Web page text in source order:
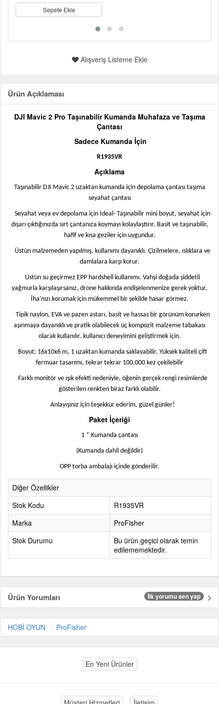
Sepete Ekle
Alışveriş Listeme Ekle
Ürün Açıklaması
DJI Mavic 2 Pro Taşınabilir Kumanda Muhafaza ve Taşıma
Çantası
Sadece Kumanda İçin
R1935VR
Açıklama
Taşınabilir DJI Mavic 2 uzaktan kumanda için depolama çantası taşıma
seyahat çantası
Seyahat veya ev depolama için Ideal- Taşınabilir mini boyut, seyahat için
dışarı çıktığınızda sırt çantanıza koymayı kolaylaştırır. Basit ve taşınabilir,
hafif ve kısa geziler için uygundur.
Üstün malzemeden yapılmış, kullanımı dayanıklı. Çizilmelere, ıslıklara ve
damlalara karşı korur.
Üstün su geçirmez EPP hardshell kullanımı. Vahşi doğada şiddetli
yağmurla karşılaşırsanız, drone hakkında endişelenmenize gerek yoktur.
İha'nızı korumak için mükemmel bir şekilde hasar görmez.
Tipik naylon, EVA ve pazen astarı, basit ve hassas bir görünüm korurken
aşınmaya dayanıklı ve pratik olabilecek üç kompozit malzeme tabakası
olarak kullanılır. kullanıcı deneyimini geliştirmek için.
Boyut: 16x10x6 m, 1 uzaktan kumanda saklayabilir. Yüksek kaliteli çift
fermuar tasarımı, tekrar tekrar 100,000 kez çekilebilir
Farklı monitör ve ışık efekti nedeniyle, öğenin gerçek rengi resimlerde
gösterilen renkten biraz farklı olabilir.
Anlayışınız için teşekkür ederim, güzel günler!
Paket İçeriği
1 * Kumanda çantası
(Kumanda dahil değildir)
OPP torba ambalajı içinde gönderilir.
Diğer Özellikler
Stok Kodu
R1935VR
Marka
ProFisher
Stok Durumu
Bu ürün geçici olarak temin
edilememektedir.
Ürün Yorumları İlk yorumu sen yap
HOBİ OYUN ProFisher
En Yeni Ürünler